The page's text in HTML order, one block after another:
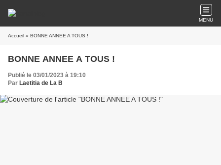
MENU
Accueil » BONNE ANNEE A TOUS !
BONNE ANNEE A TOUS !
Publié le 03/01/2023 à 19:10
Par Laetitia de La B